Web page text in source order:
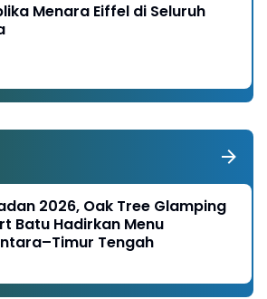
Menara Eiffel di Seluruh
2026, Oak Tree Glamping
Batu Hadirkan Menu
Tengah